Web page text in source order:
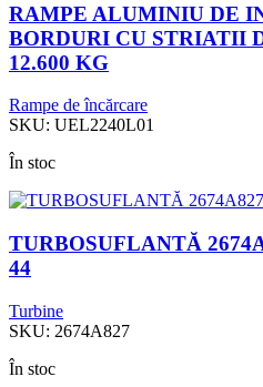
RAMPE ALUMINIU DE
BORDURI CU STRIATII
12.600 KG
Rampe de încărcare
SKU: UEL2240L01
În stoc
TURBOSUFLANTĂ
44
Turbine
SKU: 2674A827
În stoc